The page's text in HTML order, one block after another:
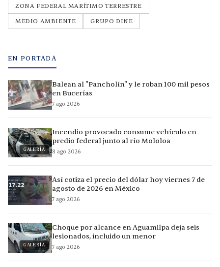
ZONA FEDERAL MARÍTIMO TERRESTRE
MEDIO AMBIENTE
GRUPO DINE
EN PORTADA
Balean al "Pancholín" y le roban 100 mil pesos
en Bucerías
7 ago 2026
GALERÍA
Incendio provocado consume vehículo en
predio federal junto al río Mololoa
8 ago 2026
Así cotiza el precio del dólar hoy viernes 7 de
agosto de 2026 en México
7 ago 2026
GALERÍA
Choque por alcance en Aguamilpa deja seis
lesionados, incluido un menor
7 ago 2026